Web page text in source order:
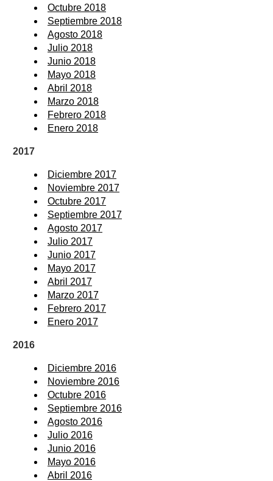
Octubre 2018
Septiembre 2018
Agosto 2018
Julio 2018
Junio 2018
Mayo 2018
Abril 2018
Marzo 2018
Febrero 2018
Enero 2018
2017
Diciembre 2017
Noviembre 2017
Octubre 2017
Septiembre 2017
Agosto 2017
Julio 2017
Junio 2017
Mayo 2017
Abril 2017
Marzo 2017
Febrero 2017
Enero 2017
2016
Diciembre 2016
Noviembre 2016
Octubre 2016
Septiembre 2016
Agosto 2016
Julio 2016
Junio 2016
Mayo 2016
Abril 2016